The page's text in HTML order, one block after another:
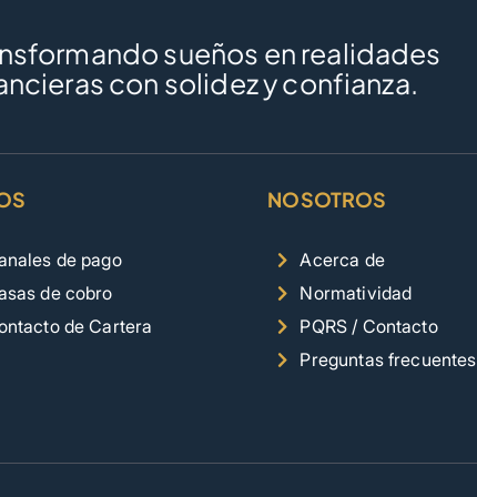
sueños en realidades
con solidez y confianza.
de pago
de cobro
de Cartera
NOSOTROS
Acerca de
Normatividad
PQRS / Contacto
Preguntas frecuentes